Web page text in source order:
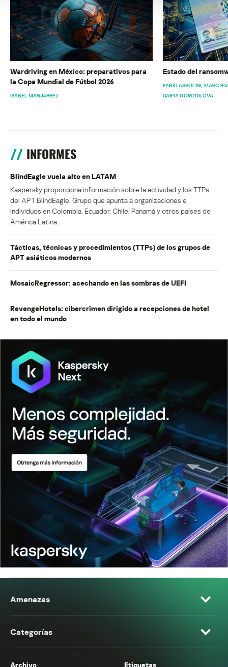
Wardriving en México: preparativos para
la Copa Mundial de Fútbol 2026
ISABEL MANJARREZ
Estado del
FABIO ASSOLINI MARC
DARYA GORODILOVA
INFORMES
BlindEagle vuela alto en LATAM
Kaspersky proporciona información sobre la actividad y los TTPs
del APT BlindEagle. Grupo que apunta a organizaciones e
individuos en Colombia, Ecuador, Chile, Panamá y otros países de
América Latina.
Tácticas, técnicas y procedimientos (TTPs) de los grupos de
APT asiáticos modernos
MosaicRegressor: acechando en las sombras de UEFI
RevengeHotels: cibercrimen dirigido a recepciones de hotel
en todo el mundo
Amenazas
Categorías
Archivo Etiquetas